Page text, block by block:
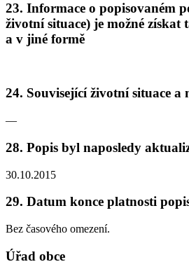
23. Informace o popisovaném
životní situace) je možné získat
a v jiné formě
24. Související životní situace a
—
28. Popis byl naposledy
30.10.2015
29. Datum konce platnosti
Bez časového omezení.
Úřad obce